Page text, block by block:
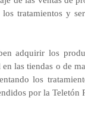
tratamientos y
adquirir los
las tiendas o de
los
por la Teletón